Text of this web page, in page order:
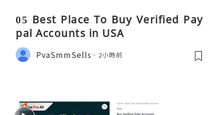
05 Best Place To Buy Verified Pay
pal Accounts in USA
PvaSmmSells 2小時前